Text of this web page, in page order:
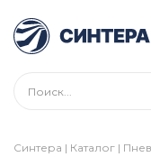
Синтера | Каталог |